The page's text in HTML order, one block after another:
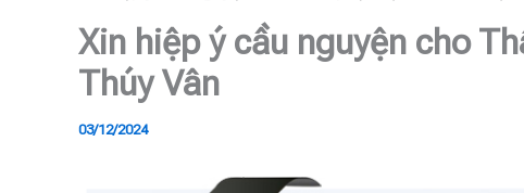
Xin hiệp ý cầu nguyện cho
Thúy Vân
03/12/2024